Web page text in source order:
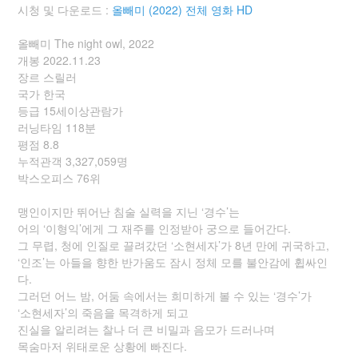
시청 및 다운로드 : 올빼미 (2022) 전체 영화 HD
올빼미 The night owl, 2022
개봉 2022.11.23
장르 스릴러
국가 한국
등급 15세이상관람가
러닝타임 118분
평점 8.8
누적관객 3,327,059명
박스오피스 76위
맹인이지만 뛰어난 침술 실력을 지닌 ‘경수’는
어의 ‘이형익’에게 그 재주를 인정받아 궁으로 들어간다.
그 무렵, 청에 인질로 끌려갔던 ‘소현세자’가 8년 만에 귀국하고,
‘인조’는 아들을 향한 반가움도 잠시 정체 모를 불안감에 휩싸인
다.
그러던 어느 밤, 어둠 속에서는 희미하게 볼 수 있는 ‘경수’가
‘소현세자’의 죽음을 목격하게 되고
진실을 알리려는 찰나 더 큰 비밀과 음모가 드러나며
목숨마저 위태로운 상황에 빠진다.